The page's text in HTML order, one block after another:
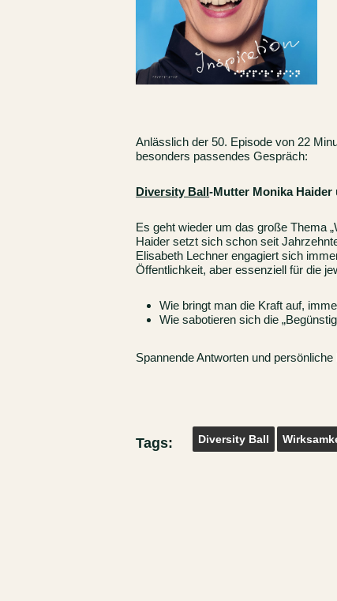
Anlässlich der 50. Episode von 22
besonders passendes Gespräch:
Diversity Ball-Mutter Monika
Es geht wieder um das große Thema
Haider setzt sich schon seit
Elisabeth Lechner engagiert sich
Öffentlichkeit, aber essenziell für die
Wie bringt man die Kraft auf,
Wie sabotieren sich die
Spannende Antworten und
Tags: Diversity Ball